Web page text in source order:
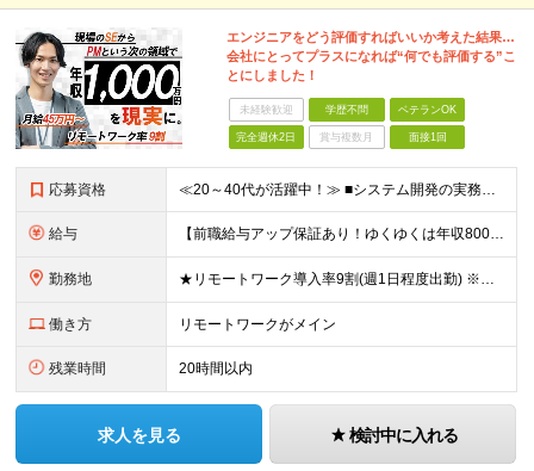
エンジニアをどう評価すればいいか考えた結果…
会社にとってプラスになれば“何でも評価する”こ
とにしました！
未経験歓迎 学歴不問 ベテランOK
完全週休2日 賞与複数月 面接1回
応募資格 ≪20～40代が活躍中！≫ ■システム開発の実務経験をお持ちの方(言語・年数・上流経験不問) ■学歴不問 ★PM・PL経験者はもちろん、「これからステップアップしたい」という方も歓迎します！ ≪こん
給与 【前職給与アップ保証あり！ゆくゆくは年収800万以上も可能】 月給45万円～＋インセンティブ ※経験や適性を考慮の上、相談し決定します ※上記には固定残業代（20時間分/4万円～）が含まれます
勤務地 ★リモートワーク導入率9割(週1日程度出勤) ※出社が伴う場合は東京23区・横浜を中心としたクライアント先になります。 【本社】 東京都千代田区神田須田町1-3-33 Bizflex神田 4階 (
働き方 リモートワークがメイン
残業時間 20時間以内
求人を見る 検討中に入れる